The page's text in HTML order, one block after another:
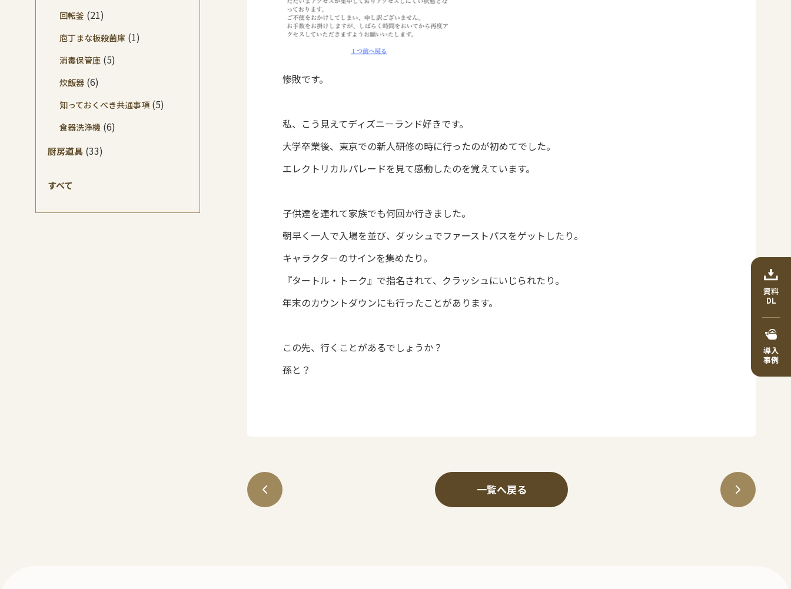
資料
DL
導入
事例
惨敗です。
私、こう見えてディズニ－ランド好きです。
大学卒業後、東京での新人研修の時に行ったのが初めてでした。
エレクトリカルパレードを見て感動したのを覚えています。
子供達を連れて家族でも何回か行きました。
朝早く一人で入場を並び、ダッシュでファーストパスをゲットしたり。
キャラクタ－のサインを集めたり。
『タートル・ト－ク』で指名されて、クラッシュにいじられたり。
年末のカウントダウンにも行ったことがあります。
この先、行くことがあるでしょうか？
孫と？
一覧へ戻る
回転釜 (21)
庖丁まな板殺菌庫 (1)
消毒保管庫 (5)
炊飯器 (6)
知っておくべき共通事項 (5)
食器洗浄機 (6)
厨房道具 (33)
すべて